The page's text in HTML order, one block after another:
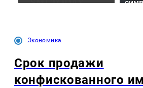
Экономика
Срок продажи
конфискованного